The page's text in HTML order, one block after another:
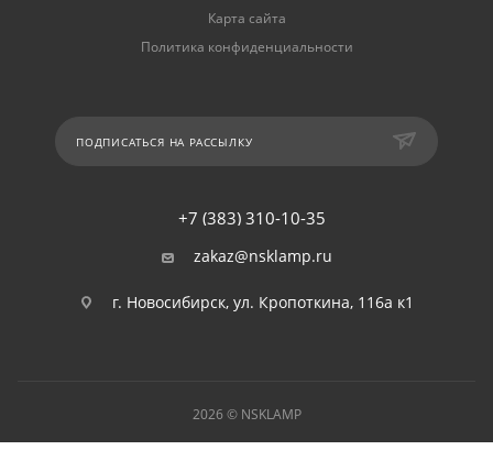
Карта сайта
Политика конфиденциальности
ПОДПИСАТЬСЯ НА РАССЫЛКУ
+7 (383) 310-10-35
zakaz@nsklamp.ru
г. Новосибирск, ул. Кропоткина, 116а к1
2026 © NSKLAMP